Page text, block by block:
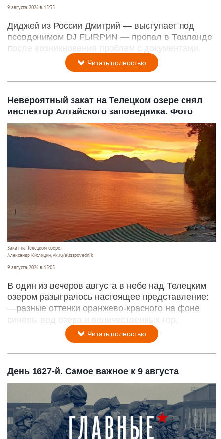
9 августа 2026 в 15:35
Диджей из России Дмитрий — выступает под
псевдонимом DJ FЫRРИN — пропал в Таиланде
после возникновения проблем с документами.
Читать полностью
Невероятный закат на Телецком озере снял
инспектор Алтайского заповедника. Фото
Закат на Телецком озере.
Александр Кислицин, vk.ru/altzapovednik
9 августа 2026 в 15:05
В один из вечеров августа в небе над Телецким
озером разыгралось настоящее представление:
—разные оттенки оранжево-красного на фоне
синевы вод озера и величественных гор.
Читать полностью
День 1627-й. Самое важное к 9 августа